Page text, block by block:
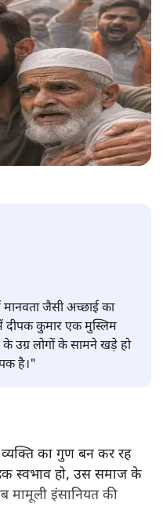
जैसी अच्छाई का
दीपक कुमार एक मुस्लिम
उग्र लोगों के सामने खड़े हो
है।"
का गुण बन कर रह
स्वभाव हो, उस समाज के
मामूली इंसानियत की